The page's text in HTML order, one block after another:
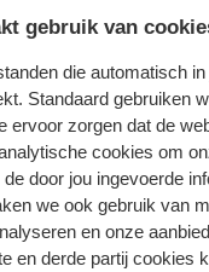
gebruik van
die automatisch
Standaard gebruiken
ervoor zorgen dat de
cookies om
door jou ingevoerde
we ook gebruik van
en onze
en derde partij cookies